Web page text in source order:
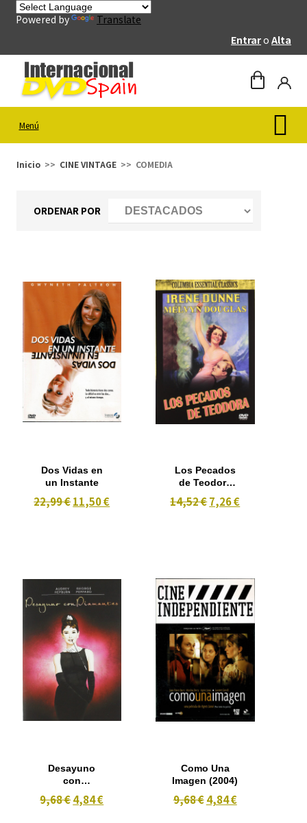
Powered by
Translate
Entraro Alta
Menú
Inicio CINE VINTAGE COMEDIA
ORDENAR POR
Dos Vidas en
un Instante
22,99 €11,50 €
Los Pecados
de Teodora
14,52 €7,26 €
Desayuno
con
(Edición 80
9,68 €4,84 €
Como Una
Imagen (2004)
9,68 € 4,84 €